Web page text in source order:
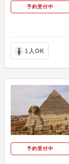
予約受付中
1人OK
予約受付中